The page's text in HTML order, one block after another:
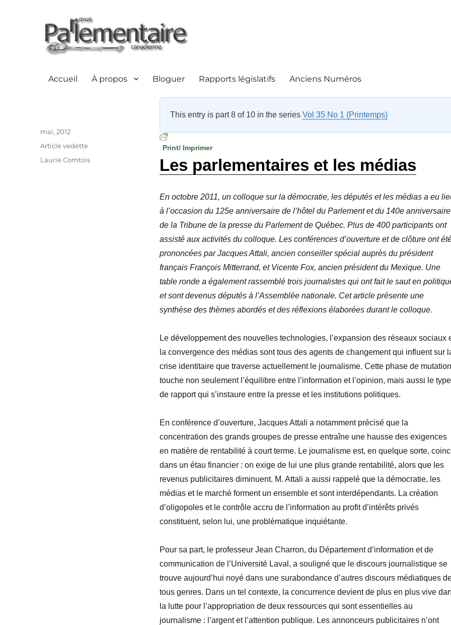
Accueil À propos Bloguer Rapports législatifs Anciens Numéros
This entry is part 8 of 10 in the series Vol 35 No 1 (Printemps)
Print/ Imprimer
Les parlementaires et les médias
En octobre 2011, un colloque sur la démocratie, les députés et les médias a eu
à l’occasion du 125e anniversaire de l’hôtel du Parlement et du 140e anniversaire
de la Tribune de la presse du Parlement de Québec. Plus de 400 participants ont
assisté aux activités du colloque. Les conférences d’ouverture et de clôture ont
prononcées par Jacques Attali, ancien conseiller spécial auprès du président
français François Mitterrand, et Vicente Fox, ancien président du Mexique. Une
table ronde a également rassemblé trois journalistes qui ont fait le saut en
et sont devenus députés à l’Assemblée nationale. Cet article présente une
synthèse des thèmes abordés et des réflexions élaborées durant le colloque.
Le développement des nouvelles technologies, l’expansion des réseaux sociaux
la convergence des médias sont tous des agents de changement qui influent sur
crise identitaire que traverse actuellement le journalisme. Cette phase de mutation
touche non seulement l’équilibre entre l’information et l’opinion, mais aussi le type
de rapport qui s’instaure entre la presse et les institutions politiques.
En conférence d’ouverture, Jacques Attali a notamment précisé que la
concentration des grands groupes de presse entraîne une hausse des exigences
en matière de rentabilité à court terme. Le journalisme est, en quelque sorte,
dans un étau financier : on exige de lui une plus grande rentabilité, alors que les
revenus publicitaires diminuent. M. Attali a aussi rappelé que la démocratie, les
médias et le marché forment un ensemble et sont interdépendants. La création
d’oligopoles et le contrôle accru de l’information au profit d’intérêts privés
constituent, selon lui, une problématique inquiétante.
Pour sa part, le professeur Jean Charron, du Département d’information et de
communication de l’Université Laval, a souligné que le discours journalistique se
trouve aujourd’hui noyé dans une surabondance d’autres discours médiatiques
tous genres. Dans un tel contexte, la concurrence devient de plus en plus vive
la lutte pour l’appropriation de deux ressources qui sont essentielles au
journalisme : l’argent et l’attention publique. Les annonceurs publicitaires n’ont
Auteur
Publié
mai, 2012
Catégories
Article vedette
Étiquettes
Laurie Comtois